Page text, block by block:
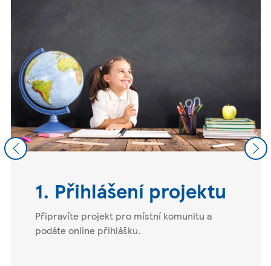
1. Přihlášení projektu
Připravíte projekt pro místní komunitu a
podáte online přihlášku.
Previous